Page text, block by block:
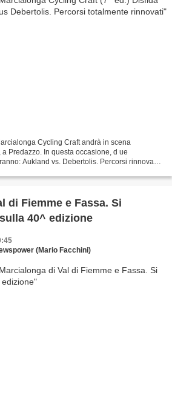
Cycling Craft andrà in scena
Predazzo. In questa occasione, d ue
Aukland vs. Debertolis. Percorsi rinnovati
di Fiemme e Fassa. Si
40^ edizione
(Mario Facchini)